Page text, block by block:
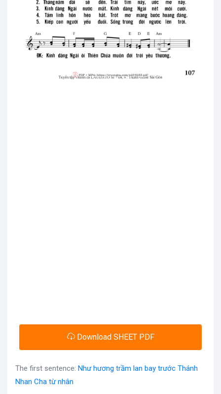
Download SHEET PDF
The first sentence: Như hương trầm lan bay trước Thánh
Nhan Cha từ nhân